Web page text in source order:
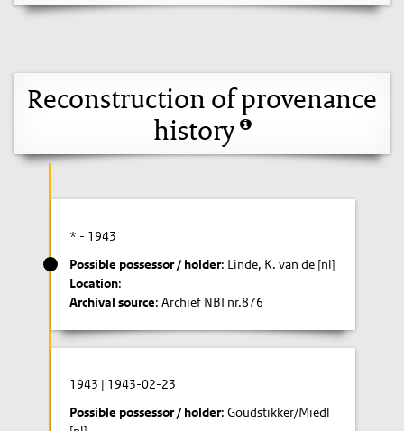
Reconstruction of provenance
history
* - 1943
Possible possessor / holder: Linde, K. van de [nl]
Location:
Archival source: Archief NBI nr.876
1943 | 1943-02-23
Possible possessor / holder: Goudstikker/Miedl